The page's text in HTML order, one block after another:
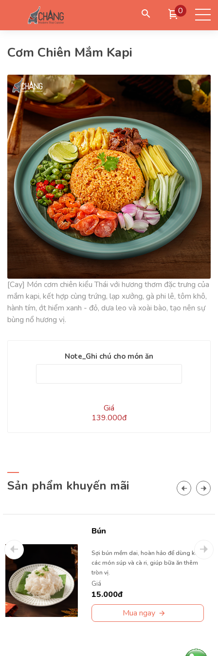
0
Đặt đến lấy
Đăng nhập/Tạo tài khoản
Cơm Chiên Mắm Kapi
[Cay] Món cơm chiên kiểu Thái với hương thơm đặc trưng của
mắm kapi, kết hợp cùng trứng, lạp xưởng, gà phi lê, tôm khô,
hành tím, ớt hiểm xanh - đỏ, dưa leo và xoài bào, tạo nên sự
bùng nổ hương vị.
Note_Ghi chú cho món ăn
Giá
139.000đ
Sản phẩm khuyến mãi
Bún
Sợi bún mềm dai, hoàn hảo để dùng kèm
các món súp và cà ri, giúp bữa ăn thêm
tròn vị.
Giá
15.000đ
Mua ngay